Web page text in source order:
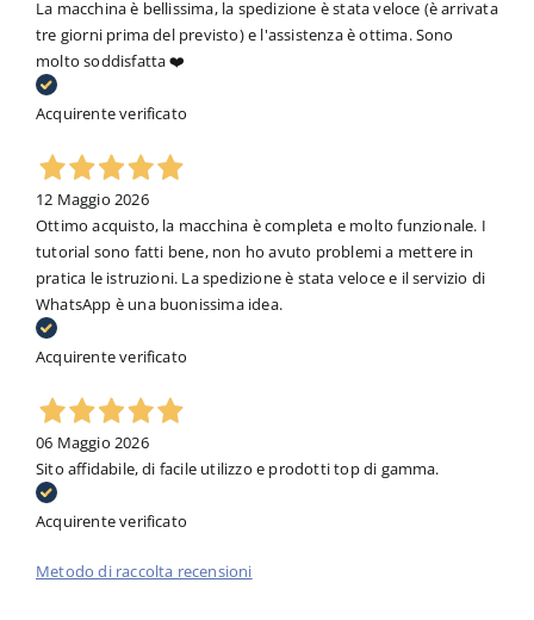
La macchina è bellissima, la spedizione è stata veloce (è arrivata
tre giorni prima del previsto) e l'assistenza è ottima. Sono
molto soddisfatta ❤️
Acquirente verificato
12 Maggio 2026
Ottimo acquisto, la macchina è completa e molto funzionale. I
tutorial sono fatti bene, non ho avuto problemi a mettere in
pratica le istruzioni. La spedizione è stata veloce e il servizio di
WhatsApp è una buonissima idea.
Acquirente verificato
06 Maggio 2026
Sito affidabile, di facile utilizzo e prodotti top di gamma.
Acquirente verificato
Metodo di raccolta recensioni